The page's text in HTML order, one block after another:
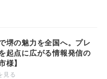
堺の魅力を全国へ。プレ
起点に広がる情報発信の
様】
見る